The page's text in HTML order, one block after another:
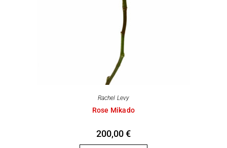
Rachel Levy
Rose Mikado
200,00€